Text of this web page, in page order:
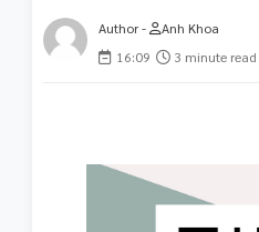
Author -
Anh Khoa
16:09
3 minute read